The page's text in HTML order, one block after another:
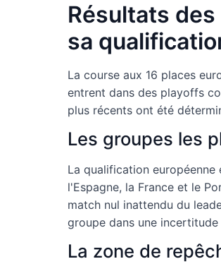
Résultats
sa
La course aux 16 places
entrent dans des playoffs
plus récents ont été
Les groupes les
La qualification européenne
l'Espagne, la France et le
match nul inattendu du
groupe dans une
La zone de